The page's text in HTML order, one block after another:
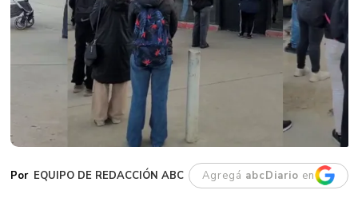
EQUIPO DE REDACCIÓN ABC Agregá abcDiario en